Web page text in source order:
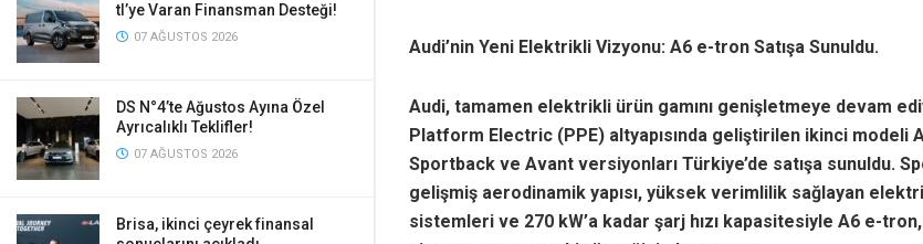
tl’ye Varan Finansman Desteği!
07 AĞUSTOS 2026
DS N°4’te Ağustos Ayına Özel
Ayrıcalıklı Teklifler!
07 AĞUSTOS 2026
Brisa, ikinci çeyrek finansal
Audi’nin Yeni Elektrikli Vizyonu: A6 e-tron Satışa Sunuldu.
Audi, tamamen elektrikli ürün gamını genişletmeye devam
Platform Electric (PPE) altyapısında geliştirilen ikinci modeli
Sportback ve Avant versiyonları Türkiye’de satışa sunuldu.
gelişmiş aerodinamik yapısı, yüksek verimlilik sağlayan
sistemleri ve 270 kW’a kadar şarj hızı kapasitesiyle A6 e-